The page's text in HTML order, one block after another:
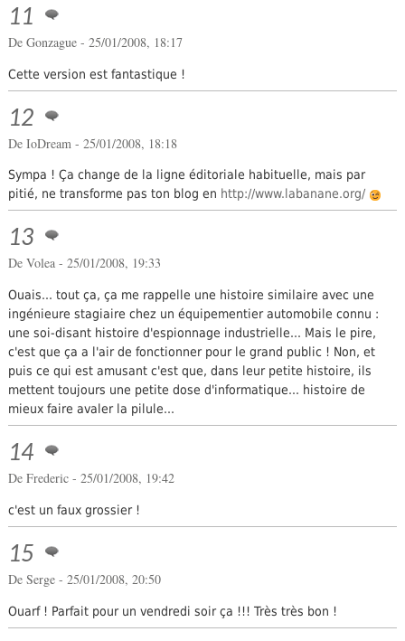
11
De Gonzague- 25/01/2008, 18:17
Cette version est fantastique !
12
De IoDream - 25/01/2008, 18:18
Sympa ! Ça change de la ligne éditoriale habituelle, mais par
pitié, ne transforme pas ton blog en http://www.labanane.org/
13
De Volea - 25/01/2008, 19:33
Ouais... tout ça, ça me rappelle une histoire similaire avec une
ingénieure stagiaire chez un équipementier automobile connu :
une soi-disant histoire d'espionnage industrielle... Mais le pire,
c'est que ça a l'air de fonctionner pour le grand public ! Non, et
puis ce qui est amusant c'est que, dans leur petite histoire, ils
mettent toujours une petite dose d'informatique... histoire de
mieux faire avaler la pilule...
14
De Frederic- 25/01/2008, 19:42
c'est un faux grossier !
15
De Serge- 25/01/2008, 20:50
Ouarf ! Parfait pour un vendredi soir ça !!! Très très bon !